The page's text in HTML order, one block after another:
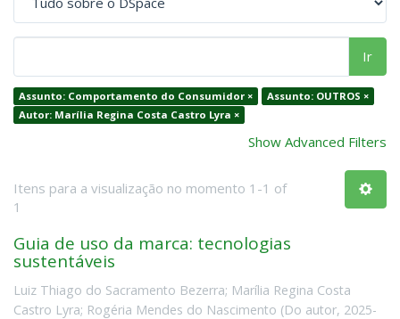
Ir
Assunto: Comportamento do Consumidor ×
Assunto: OUTROS ×
Autor: Marília Regina Costa Castro Lyra ×
Show Advanced Filters
Itens para a visualização no momento 1-1 of
1
Guia de uso da marca: tecnologias
sustentáveis
Luiz Thiago do Sacramento Bezerra; Marília Regina Costa
Castro Lyra; Rogéria Mendes do Nascimento (Do autor, 2025-